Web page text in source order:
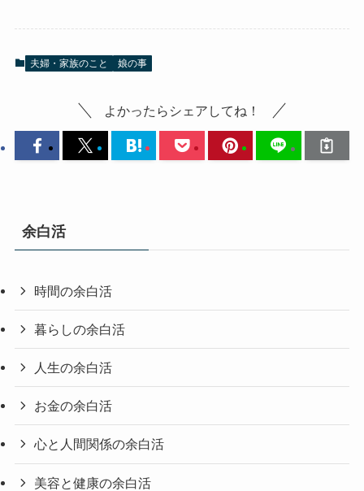
夫婦・家族のこと 娘の事
よかったらシェアしてね！
余白活
時間の余白活
暮らしの余白活
人生の余白活
お金の余白活
心と人間関係の余白活
美容と健康の余白活